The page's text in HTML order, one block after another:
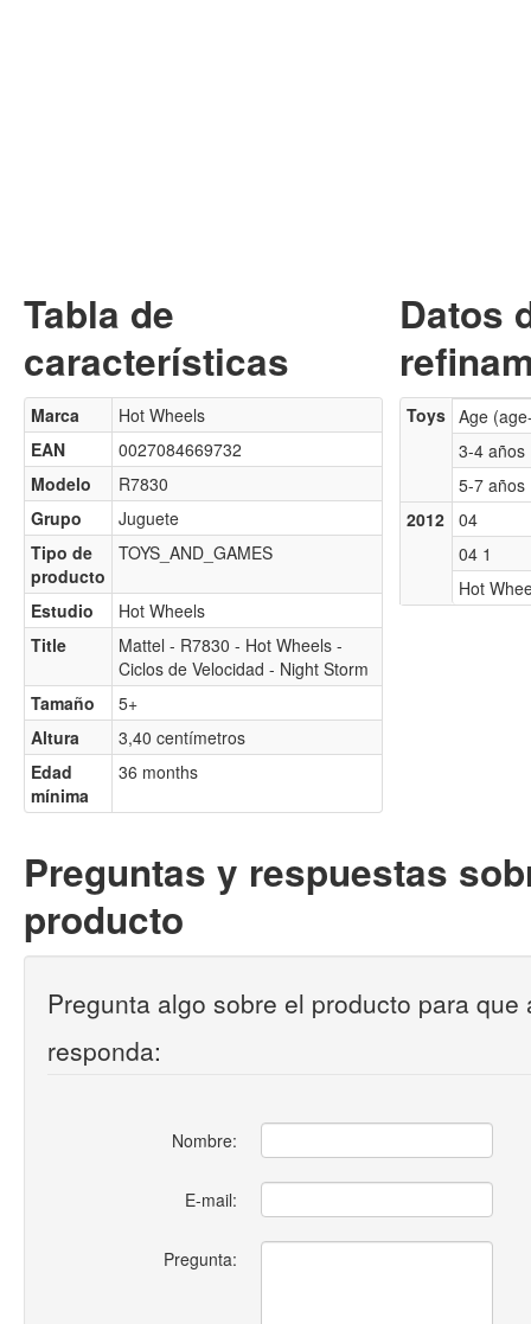
Tabla de
características
Marca
Hot Wheels
EAN
0027084669732
Modelo
R7830
Grupo
Juguete
Tipo de
producto
TOYS_AND_GAMES
Estudio
Hot Wheels
Title
Mattel - R7830 - Hot Wheels -
Ciclos de Velocidad - Night Storm
Tamaño
5+
Altura
3,40 centímetros
Edad
mínima
36 months
Datos
Toys Age
3-4 años
5-7 años
2012
04
04 1
Hot
Preguntas y respuestas
producto
Pregunta algo sobre el producto para que
responda:
Nombre:
E-mail:
Pregunta: